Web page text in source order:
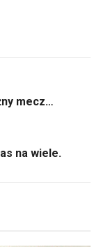
mecz…
na wiele.